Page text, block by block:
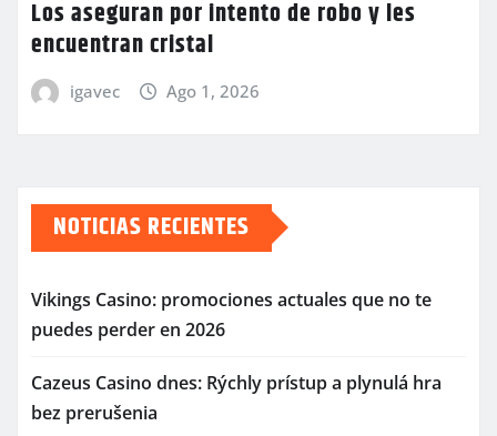
Los aseguran por intento de robo y les
encuentran cristal
igavec Ago 1, 2026
NOTICIAS RECIENTES
Vikings Casino: promociones actuales que no te
puedes perder en 2026
Cazeus Casino dnes: Rýchly prístup a plynulá hra
bez prerušenia